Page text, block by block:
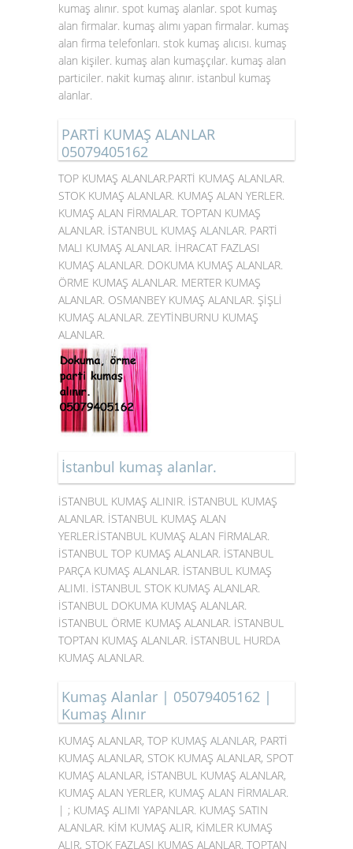
kumaş alınır. spot kumaş alanlar. spot kumaş
alan firmalar. kumaş alımı yapan firmalar. kumaş
alan firma telefonları. stok kumaş alıcısı. kumaş
alan kişiler. kumaş alan kumaşçılar. kumaş alan
particiler. nakit kumaş alınır. istanbul kumaş
alanlar.
PARTİ KUMAŞ ALANLAR
05079405162
TOP KUMAŞ ALANLAR.PARTİ KUMAŞ ALANLAR.
STOK KUMAŞ ALANLAR. KUMAŞ ALAN YERLER.
KUMAŞ ALAN FİRMALAR. TOPTAN KUMAŞ
ALANLAR. İSTANBUL KUMAŞ ALANLAR. PARTİ
MALI KUMAŞ ALANLAR. İHRACAT FAZLASI
KUMAŞ ALANLAR. DOKUMA KUMAŞ ALANLAR.
ÖRME KUMAŞ ALANLAR. MERTER KUMAŞ
ALANLAR. OSMANBEY KUMAŞ ALANLAR. ŞİŞLİ
KUMAŞ ALANLAR. ZEYTİNBURNU KUMAŞ
ALANLAR.
İstanbul kumaş alanlar.
İSTANBUL KUMAŞ ALINIR. İSTANBUL KUMAŞ
ALANLAR. İSTANBUL KUMAŞ ALAN
YERLER.İSTANBUL KUMAŞ ALAN FİRMALAR.
İSTANBUL TOP KUMAŞ ALANLAR. İSTANBUL
PARÇA KUMAŞ ALANLAR. İSTANBUL KUMAŞ
ALIMI. İSTANBUL STOK KUMAŞ ALANLAR.
İSTANBUL DOKUMA KUMAŞ ALANLAR.
İSTANBUL ÖRME KUMAŞ ALANLAR. İSTANBUL
TOPTAN KUMAŞ ALANLAR. İSTANBUL HURDA
KUMAŞ ALANLAR.
Kumaş Alanlar | 05079405162 |
Kumaş Alınır
KUMAŞ ALANLAR, TOP KUMAŞ ALANLAR, PARTİ
KUMAŞ ALANLAR, STOK KUMAŞ ALANLAR, SPOT
KUMAŞ ALANLAR, İSTANBUL KUMAŞ ALANLAR,
KUMAŞ ALAN YERLER, KUMAŞ ALAN FİRMALAR.
| ; KUMAŞ ALIMI YAPANLAR. KUMAŞ SATIN
ALANLAR. KİM KUMAŞ ALIR, KİMLER KUMAŞ
ALIR, STOK FAZLASI KUMAŞ ALANLAR. TOPTAN